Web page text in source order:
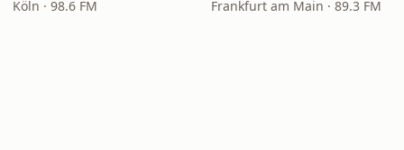
Köln · 98.6 FM Frankfurt am Main · 89.3 FM